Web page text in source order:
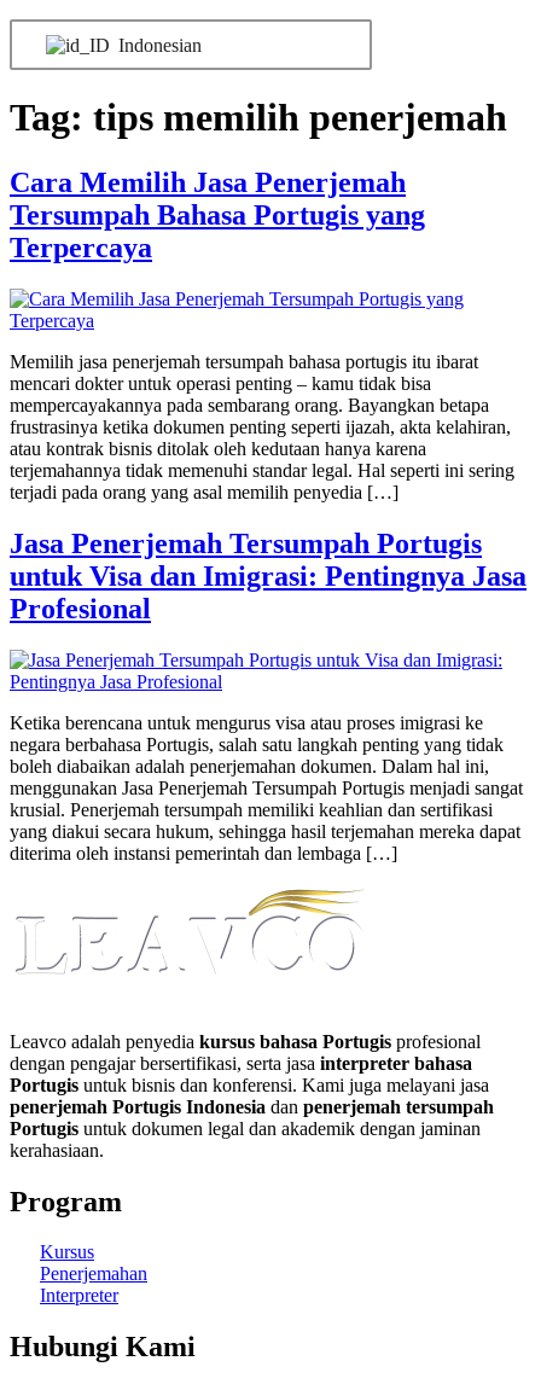
Indonesian
Tag: tips memilih penerjemah
Cara Memilih Jasa Penerjemah
Tersumpah Bahasa Portugis yang
Terpercaya
Memilih jasa penerjemah tersumpah bahasa portugis itu ibarat
mencari dokter untuk operasi penting – kamu tidak bisa
mempercayakannya pada sembarang orang. Bayangkan betapa
frustrasinya ketika dokumen penting seperti ijazah, akta kelahiran,
atau kontrak bisnis ditolak oleh kedutaan hanya karena
terjemahannya tidak memenuhi standar legal. Hal seperti ini sering
terjadi pada orang yang asal memilih penyedia […]
Jasa Penerjemah Tersumpah Portugis
untuk Visa dan Imigrasi: Pentingnya Jasa
Profesional
Ketika berencana untuk mengurus visa atau proses imigrasi ke
negara berbahasa Portugis, salah satu langkah penting yang tidak
boleh diabaikan adalah penerjemahan dokumen. Dalam hal ini,
menggunakan Jasa Penerjemah Tersumpah Portugis menjadi sangat
krusial. Penerjemah tersumpah memiliki keahlian dan sertifikasi
yang diakui secara hukum, sehingga hasil terjemahan mereka dapat
diterima oleh instansi pemerintah dan lembaga […]
Leavco adalah penyedia kursus bahasa Portugis profesional
dengan pengajar bersertifikasi, serta jasa interpreter bahasa
Portugis untuk bisnis dan konferensi. Kami juga melayani jasa
penerjemah Portugis Indonesia dan penerjemah tersumpah
Portugis untuk dokumen legal dan akademik dengan jaminan
kerahasiaan.
Program
Kursus
Penerjemahan
Interpreter
Hubungi Kami